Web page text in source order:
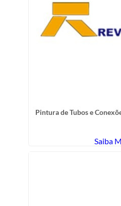
Pintura de Tubos e
Saiba